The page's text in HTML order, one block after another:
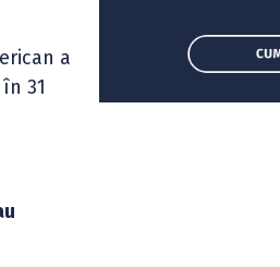
a
31